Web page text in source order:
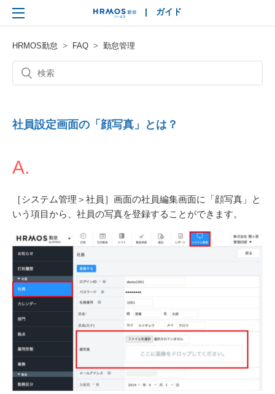
HRMOS
| ガイド
HRMOS勤怠 FAQ 勤怠管理
社員設定画面の「顔写真」とは？
A.
［システム管理＞社員］画面の社員編集画面に「顔写真」と
いう項目から、社員の写真を登録することができます。